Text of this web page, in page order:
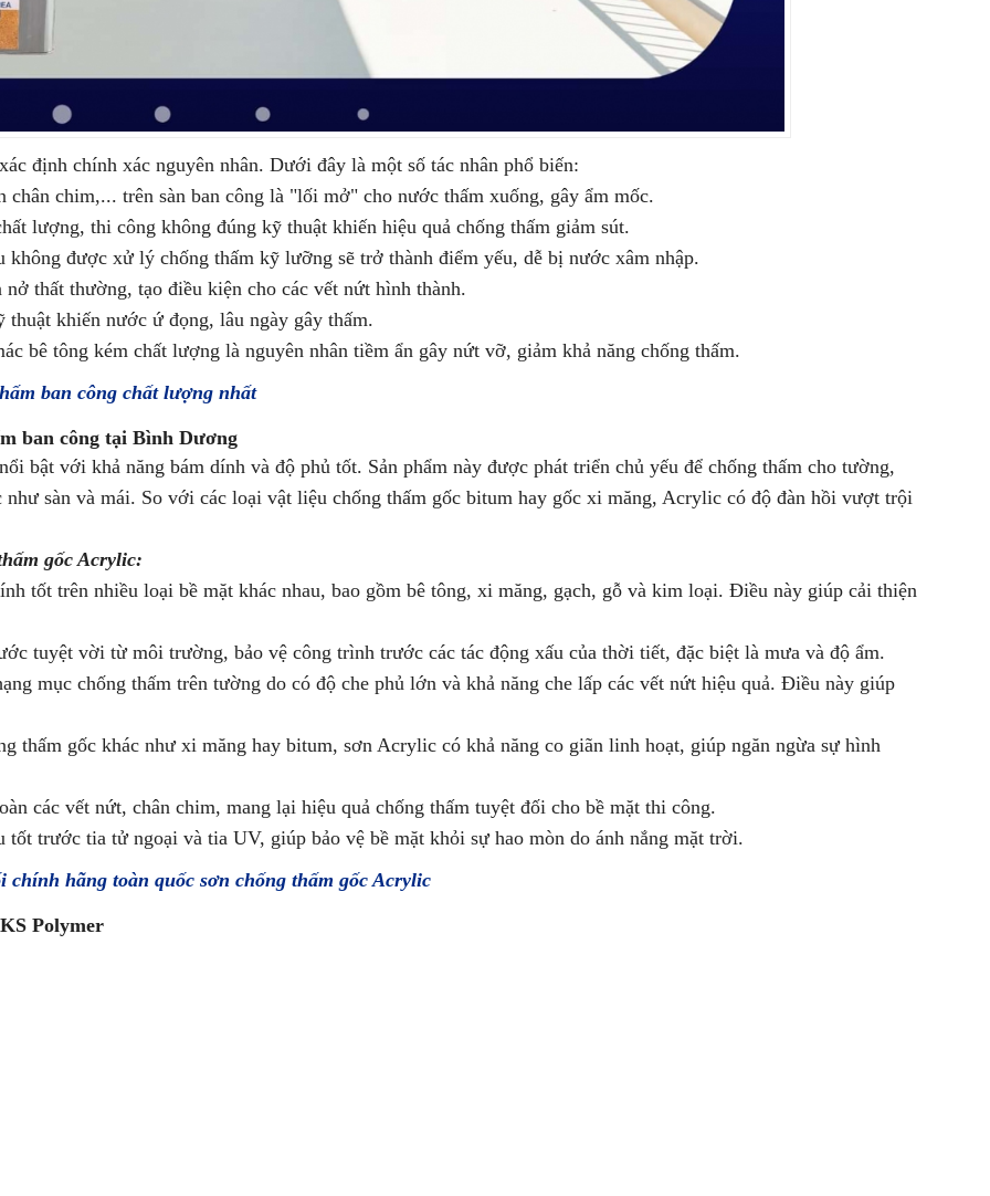
định chính xác nguyên nhân. Dưới đây là một số tác nhân phổ biến:
chim,... trên sàn ban công là "lối mở" cho nước thấm xuống, gây ẩm mốc.
lượng, thi công không đúng kỹ thuật khiến hiệu quả chống thấm giảm sút.
được xử lý chống thấm kỹ lưỡng sẽ trở thành điểm yếu, dễ bị nước xâm nhập.
thất thường, tạo điều kiện cho các vết nứt hình thành.
khiến nước ứ đọng, lâu ngày gây thấm.
bê tông kém chất lượng là nguyên nhân tiềm ẩn gây nứt vỡ, giảm khả năng chống thấm.
ban công chất lượng nhất
ban công tại Bình Dương
bật với khả năng bám dính và độ phủ tốt. Sản phẩm này được phát triển chủ yếu để chống thấm cho tường,
như sàn và mái. So với các loại vật liệu chống thấm gốc bitum hay gốc xi măng, Acrylic có độ đàn hồi vượt trội
gốc Acrylic:
tốt trên nhiều loại bề mặt khác nhau, bao gồm bê tông, xi măng, gạch, gỗ và kim loại. Điều này giúp cải thiện
tuyệt vời từ môi trường, bảo vệ công trình trước các tác động xấu của thời tiết, đặc biệt là mưa và độ ẩm.
mục chống thấm trên tường do có độ che phủ lớn và khả năng che lấp các vết nứt hiệu quả. Điều này giúp
thấm gốc khác như xi măng hay bitum, sơn Acrylic có khả năng co giãn linh hoạt, giúp ngăn ngừa sự hình
các vết nứt, chân chim, mang lại hiệu quả chống thấm tuyệt đối cho bề mặt thi công.
trước tia tử ngoại và tia UV, giúp bảo vệ bề mặt khỏi sự hao mòn do ánh nắng mặt trời.
hãng toàn quốc sơn chống thấm gốc Acrylic
Polymer